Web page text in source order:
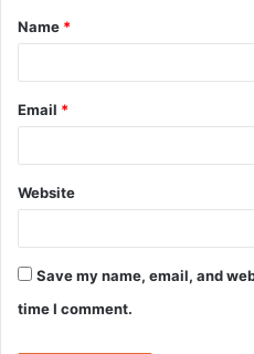
*
Name *
Email *
Website
Save my name, email, and
time I comment.